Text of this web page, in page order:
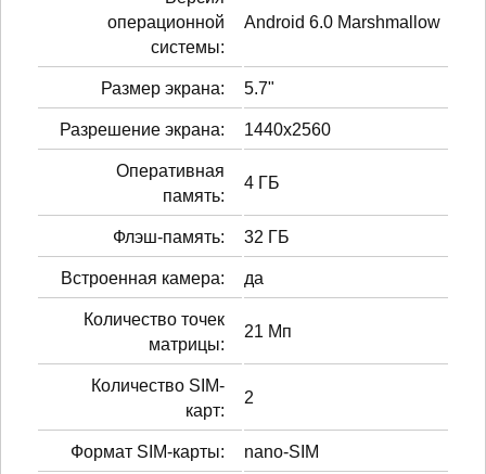
операционной
системы:
Android 6.0 Marshmallow
Размер экрана: 5.7"
Разрешение экрана: 1440x2560
Оперативная
память:
4 ГБ
Флэш-память: 32 ГБ
Встроенная камера: да
Количество точек
матрицы:
21 Мп
Количество SIM-
карт:
2
Формат SIM-карты: nano-SIM